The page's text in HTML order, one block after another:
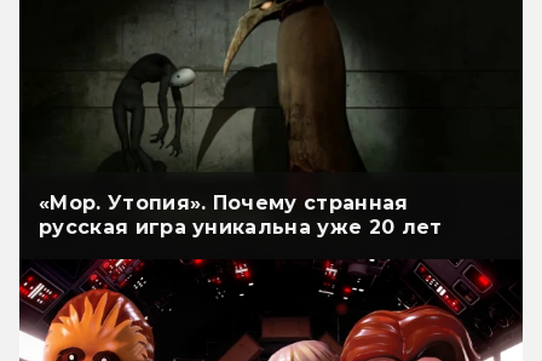
«Мор. Утопия». Почему странная
русская игра уникальна уже 20 лет